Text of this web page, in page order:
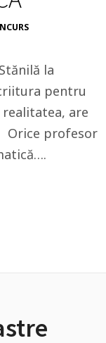
la
pentru
are
Orice profesor